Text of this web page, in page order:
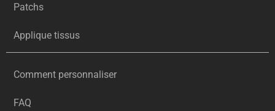
Patchs
Applique tissus
Comment personnaliser
FAQ